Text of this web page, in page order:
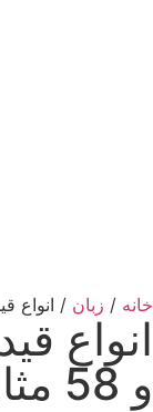
خانه / زبان / انواع قید در
انواع
و 58 مثال برای تمام قیدها